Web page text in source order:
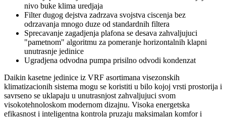
nivo buke klima uredjaja
Filter dugog dejstva zadrzava svojstva ciscenja bez
odrzavanja mnogo duze od standardnih filtera
Sprecavanje zagadjenja plafona se desava zahvaljujuci
"pametnom" algoritmu za pomeranje horizontalnih klapni
unutrasnje jedinice
Ugradjena odvodna pumpa prisilno odvodi kondenzat
Daikin kasetne jedinice iz VRF asortimana visezonskih
klimatizacionih sistema mogu se koristiti u bilo kojoj vrsti prostorija i
savrseno se uklapaju u unutrasnjost zahvaljujuci svom
visokotehnoloskom modernom dizajnu. Visoka energetska
efikasnost i inteligentna kontrola pruzaju maksimalan komfor i